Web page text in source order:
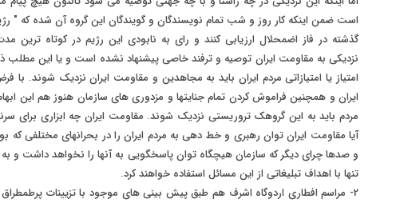
گذشته در فاز اضمحلال ارزیابی کنند و رای به نابودی این رژیم در کوتاه ترین
نزدیکی به مقاومت ایران توصیه و ترفند خاصی پیشنهاد نشده است و یا این
امتیاز یا امتیازاتی مردم ایران باید به مجاهدین و مقاومت ایران نزدیک شوند.
ایران و همچنین فراموش کردن تمام جنایتها و مزدوری های سازمان هنوز هم این
مردم باید به این گروهک تروریستی نزدیک شوند. مقاومت ایران چه ابزاری برای
آیا مقاومت ایران توان رهبری و خط دهی به مردم ایران را در بحرانهای مختلفی
و صدها چرای دیگر که سازمان هیچگاه توان پاسخگویی به آنها را نخواهد داشت و
تنها با اهداف تبلیغاتی از این مسائل استفاده خواهند کرد.
2- مراسم افطاری اردوگاه اشرف هم طبق پیش بینی های موجود با تزیینات پرطمطراق